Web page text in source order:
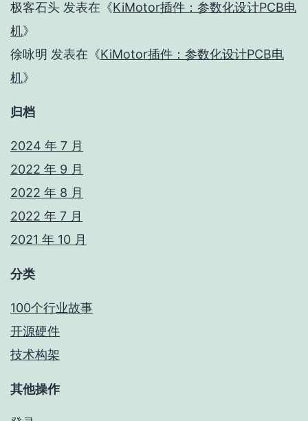
极客石头 发表在《KiMotor插件：参数化设计PCB电
机》
徐咏明 发表在《KiMotor插件：参数化设计PCB电
机》
归档
2024 年 7 月
2022 年 9 月
2022 年 8 月
2022 年 7 月
2021 年 10 月
分类
100个行业故事
开源硬件
技术构架
其他操作